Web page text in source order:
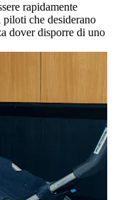
rapidamente
che desiderano
dover disporre di uno